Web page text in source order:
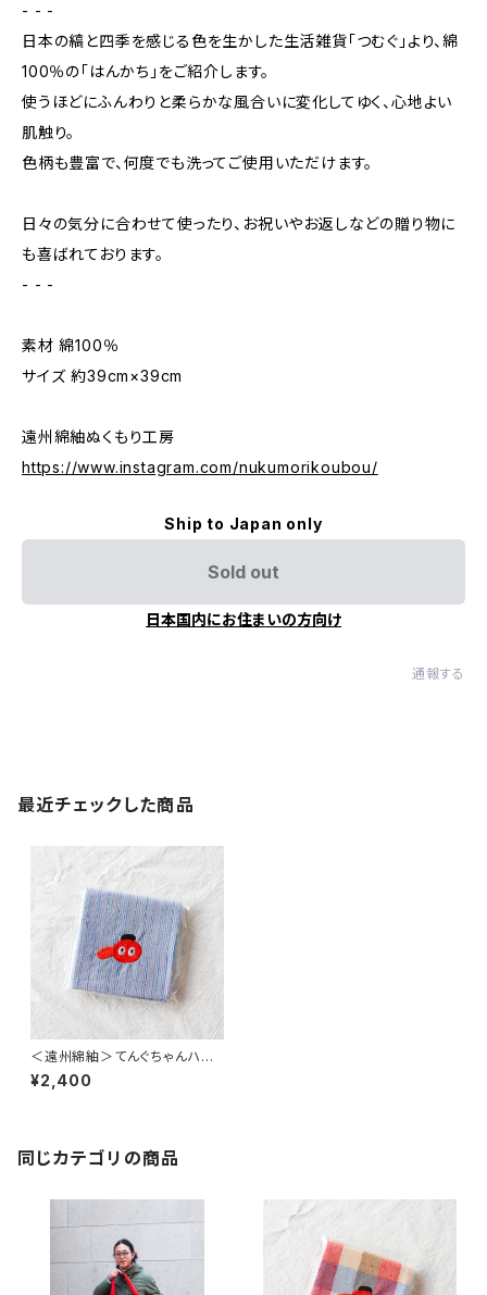
- - -
日本の縞と四季を感じる色を生かした生活雑貨「つむぐ」より、綿
100％の「はんかち」をご紹介します。
使うほどにふんわりと柔らかな風合いに変化してゆく、心地よい
肌触り。
色柄も豊富で、何度でも洗ってご使用いただけます。
日々の気分に合わせて使ったり、お祝いやお返しなどの贈り物に
も喜ばれております。
- - -
素材 綿100％
サイズ 約39cm×39cm
遠州綿紬ぬくもり工房
https://www.instagram.com/nukumorikoubou/
Ship to Japan only
Sold out
日本国内にお住まいの方向け
通報する
最近チェックした商品
＜遠州綿紬＞てんぐちゃんハン
カチ ~せせらぎ~（約39cm×39
cm）
¥2,400
同じカテゴリの商品